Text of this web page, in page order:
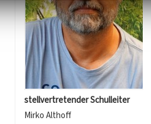
stellvertretender Schulleiter
Mirko Althoff